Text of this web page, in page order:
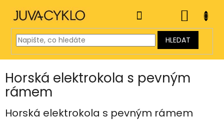
obsah
HLEDAT
KOŠÍK
Horská elektrokola s pevným
rámem
Horská elektrokola s pevným rámem